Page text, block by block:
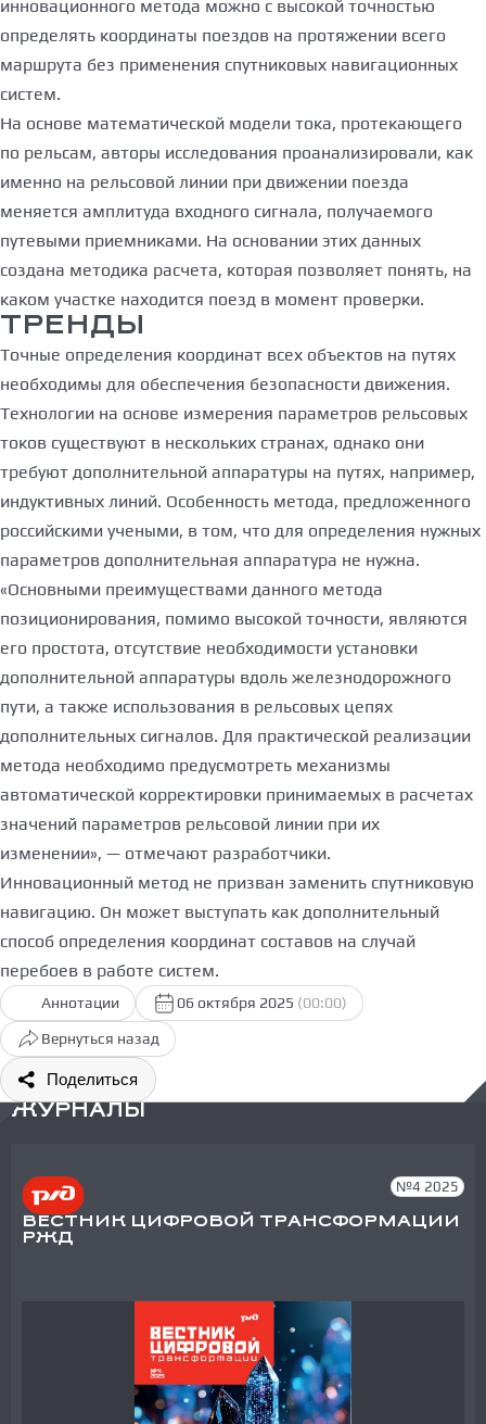
инновационного метода можно с высокой точностью
определять координаты поездов на протяжении всего
маршрута без применения спутниковых навигационных
систем.
На основе математической модели тока, протекающего
по рельсам, авторы исследования проанализировали, как
именно на рельсовой линии при движении поезда
меняется амплитуда входного сигнала, получаемого
путевыми приемниками. На основании этих данных
создана методика расчета, которая позволяет понять, на
каком участке находится поезд в момент проверки.
ТРЕНДЫ
Точные определения координат всех объектов на путях
необходимы для обеспечения безопасности движения.
Технологии на основе измерения параметров рельсовых
токов существуют в нескольких странах, однако они
требуют дополнительной аппаратуры на путях, например,
индуктивных линий. Особенность метода, предложенного
российскими учеными, в том, что для определения нужных
параметров дополнительная аппаратура не нужна.
«Основными преимуществами данного метода
позиционирования, помимо высокой точности, являются
его простота, отсутствие необходимости установки
дополнительной аппаратуры вдоль железнодорожного
пути, а также использования в рельсовых цепях
дополнительных сигналов. Для практической реализации
метода необходимо предусмотреть механизмы
автоматической корректировки принимаемых в расчетах
значений параметров рельсовой линии при их
изменении», — отмечают разработчики.
Инновационный метод не призван заменить спутниковую
навигацию. Он может выступать как дополнительный
способ определения координат составов на случай
перебоев в работе систем.
Аннотации 06 октября 2025 (00:00)
Вернуться назад
Поделиться
ЖУРНАЛЫ
№4 2025
ВЕСТНИК ЦИФРОВОЙ ТРАНСФОРМАЦИИ
РЖД